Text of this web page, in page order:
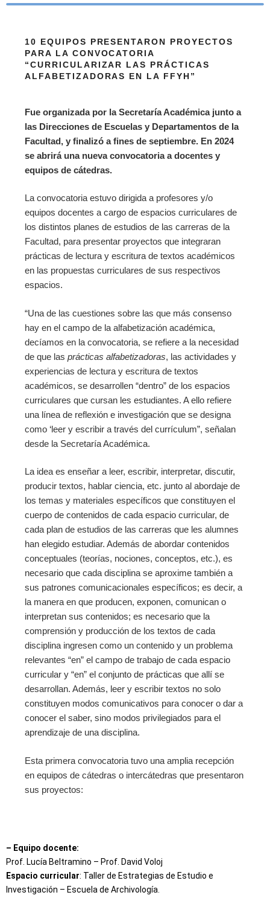
10 EQUIPOS PRESENTARON PROYECTOS
PARA LA CONVOCATORIA
“CURRICULARIZAR LAS PRÁCTICAS
ALFABETIZADORAS EN LA FFYH”
Fue organizada por la Secretaría Académica junto a
las Direcciones de Escuelas y Departamentos de la
Facultad, y finalizó a fines de septiembre. En 2024
se abrirá una nueva convocatoria a docentes y
equipos de cátedras.
La convocatoria estuvo dirigida a profesores y/o
equipos docentes a cargo de espacios curriculares de
los distintos planes de estudios de las carreras de la
Facultad, para presentar proyectos que integraran
prácticas de lectura y escritura de textos académicos
en las propuestas curriculares de sus respectivos
espacios.
“Una de las cuestiones sobre las que más consenso
hay en el campo de la alfabetización académica,
decíamos en la convocatoria, se refiere a la necesidad
de que las prácticas alfabetizadoras, las actividades y
experiencias de lectura y escritura de textos
académicos, se desarrollen “dentro” de los espacios
curriculares que cursan les estudiantes. A ello refiere
una línea de reflexión e investigación que se designa
como ‘leer y escribir a través del currículum”, señalan
desde la Secretaría Académica.
La idea es enseñar a leer, escribir, interpretar, discutir,
producir textos, hablar ciencia, etc. junto al abordaje de
los temas y materiales específicos que constituyen el
cuerpo de contenidos de cada espacio curricular, de
cada plan de estudios de las carreras que les alumnes
han elegido estudiar. Además de abordar contenidos
conceptuales (teorías, nociones, conceptos, etc.), es
necesario que cada disciplina se aproxime también a
sus patrones comunicacionales específicos; es decir, a
la manera en que producen, exponen, comunican o
interpretan sus contenidos; es necesario que la
comprensión y producción de los textos de cada
disciplina ingresen como un contenido y un problema
relevantes “en” el campo de trabajo de cada espacio
curricular y “en” el conjunto de prácticas que allí se
desarrollan. Además, leer y escribir textos no solo
constituyen modos comunicativos para conocer o dar a
conocer el saber, sino modos privilegiados para el
aprendizaje de una disciplina.
Esta primera convocatoria tuvo una amplia recepción
en equipos de cátedras o intercátedras que presentaron
sus proyectos:
– Equipo docente:
Prof. Lucía Beltramino – Prof. David Voloj
Espacio curricular: Taller de Estrategias de Estudio e
Investigación – Escuela de Archivología.